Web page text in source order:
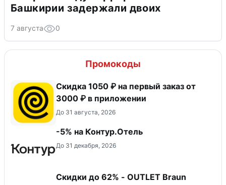
Башкирии задержали двоих
7 августа 0
Промокоды
Скидка 1050 ₽ на первый заказ от
3000 ₽ в приложении
До 31 августа, 2026
-5% на Контур.Отель
До 31 декабря, 2026
Скидки до 62% - OUTLET Braun